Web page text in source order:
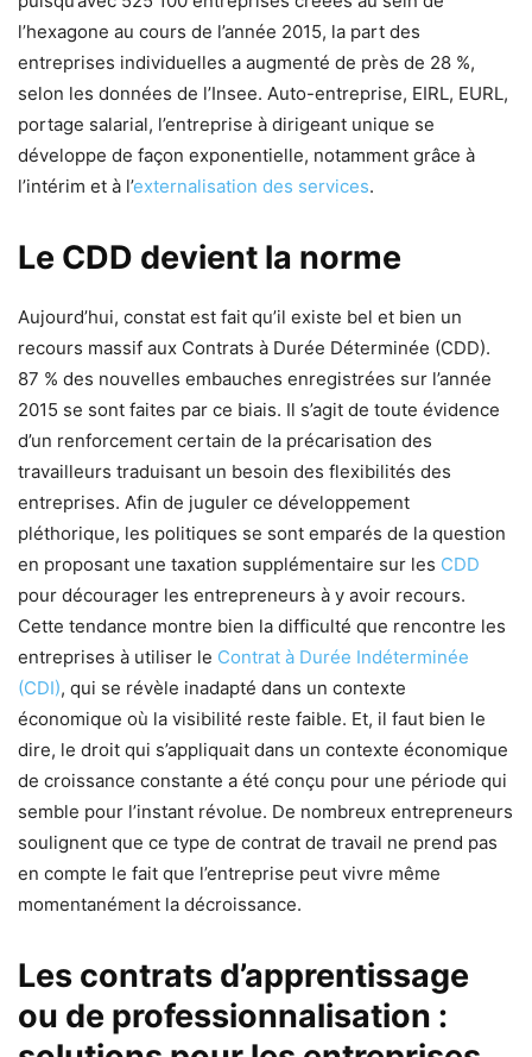
l’hexagone au cours de l’année 2015, la part des
entreprises individuelles a augmenté de près de 28 %,
selon les données de l’Insee. Auto-entreprise, EIRL, EURL,
portage salarial, l’entreprise à dirigeant unique se
développe de façon exponentielle, notamment grâce à
l’intérim et à l’externalisation des services.
Le CDD devient la norme
Aujourd’hui, constat est fait qu’il existe bel et bien un
recours massif aux Contrats à Durée Déterminée (CDD).
87 % des nouvelles embauches enregistrées sur l’année
2015 se sont faites par ce biais. Il s’agit de toute évidence
d’un renforcement certain de la précarisation des
travailleurs traduisant un besoin des flexibilités des
entreprises. Afin de juguler ce développement
pléthorique, les politiques se sont emparés de la question
en proposant une taxation supplémentaire sur les CDD
pour décourager les entrepreneurs à y avoir recours.
Cette tendance montre bien la difficulté que rencontre les
entreprises à utiliser le Contrat à Durée Indéterminée
(CDI), qui se révèle inadapté dans un contexte
économique où la visibilité reste faible. Et, il faut bien le
dire, le droit qui s’appliquait dans un contexte économique
de croissance constante a été conçu pour une période qui
semble pour l’instant révolue. De nombreux entrepreneurs
soulignent que ce type de contrat de travail ne prend pas
en compte le fait que l’entreprise peut vivre même
momentanément la décroissance.
Les contrats d’apprentissage
ou de professionnalisation :